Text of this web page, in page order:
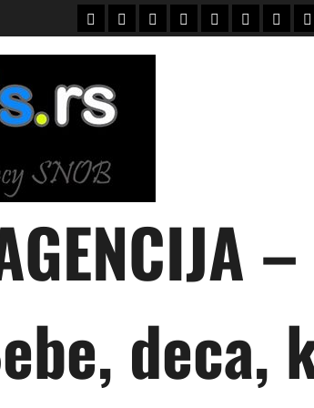
HomeMali
Novi UPISO
PORODICE
deca,